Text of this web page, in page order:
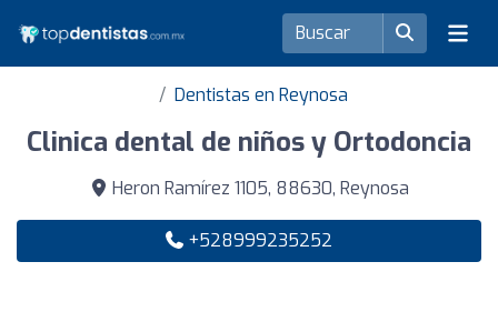
Dentistas en Reynosa
Clinica dental de niños y Ortodoncia
Heron Ramírez 1105, 88630, Reynosa
+528999235252